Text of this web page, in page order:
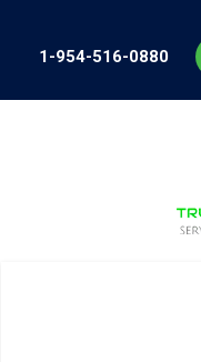
1-954-516-0880